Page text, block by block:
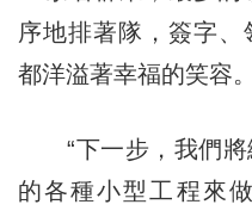
序地排著隊，簽字
都洋溢著幸福的笑容。
“下一步，我們將
的各種小型工程來